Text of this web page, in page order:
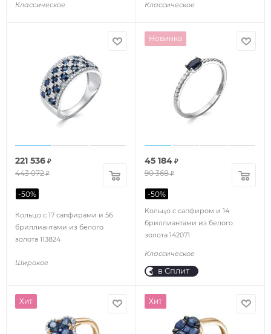
Классическое Классическое
Кольцо с 17 сапфирами и 56
бриллиантами из белого
золота 113824
Широкое
221 536 ₽
443 072₽
-50%
Новинка
Кольцо с сапфиром и 14
бриллиантами из белого
золота 142071
Классическое
45 184₽
90 368₽
-50%
в Сплит
Хит Хит